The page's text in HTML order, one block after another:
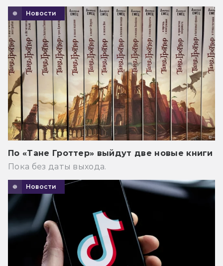
Новости
По «Тане Гроттер» выйдут две новые книги
Пока без даты выхода.
Новости